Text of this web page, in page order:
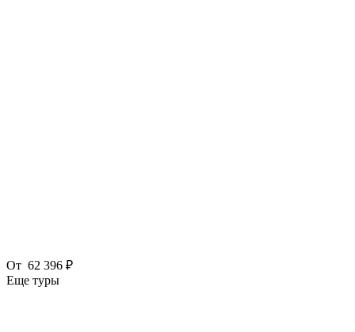
От 62 396 ₽
Еще туры